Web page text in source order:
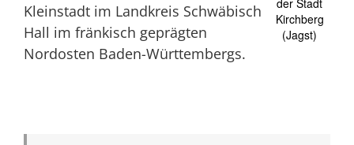
Kleinstadt im Landkreis Schwäbisch
Hall im fränkisch geprägten
Nordosten Baden-Württembergs.